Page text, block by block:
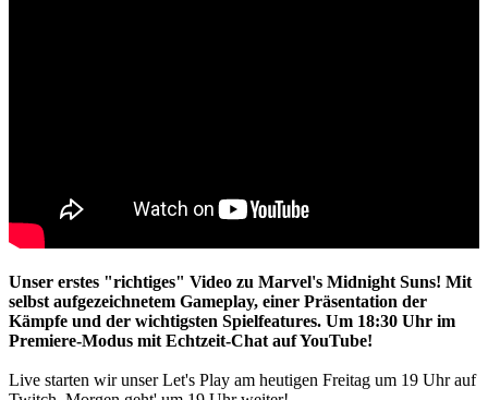
Unser erstes "richtiges" Video zu Marvel's Midnight Suns! Mit
selbst aufgezeichnetem Gameplay, einer Präsentation der
Kämpfe und der wichtigsten Spielfeatures. Um 18:30 Uhr im
Premiere-Modus mit Echtzeit-Chat auf YouTube!
Live starten wir unser Let's Play am heutigen Freitag um 19 Uhr auf